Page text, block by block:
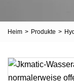
Heim > Produkte >